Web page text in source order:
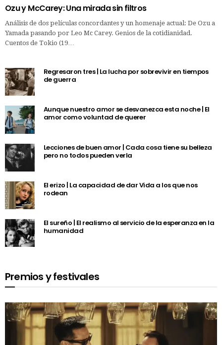
Ozu y McCarey: Una mirada sin filtros
Análisis de dos películas concordantes y un homenaje actual: De Ozu a
Yamada pasando por Leo Mc Carey. Genios de la cotidianidad.
Cuentos de Tokio (19…
Regresaron tres | La lucha por sobrevivir en tiempos
de guerra
Aunque nuestro amor se desvanezca esta noche | El
amor como voluntad de querer
Lecciones de buen amor | Cada cosa tiene su belleza
pero no todos pueden verla
El erizo | La capacidad de dar Vida a los que nos
rodean
El sureño | El realismo al servicio de la esperanza en la
humanidad
Premios y festivales